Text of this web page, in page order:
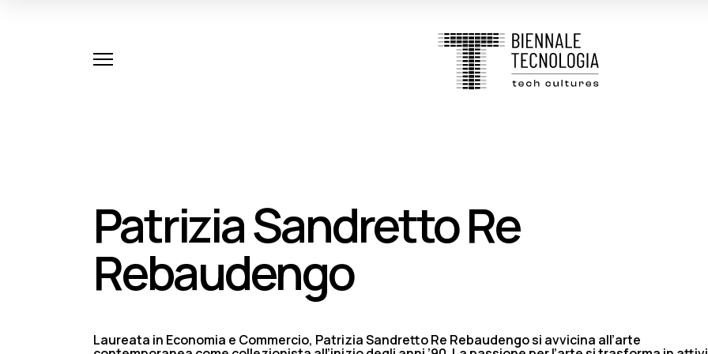
Patrizia Sandretto Re
Rebaudengo
Laureata in Economia e Commercio, Patrizia Sandretto Re Rebaudengo si avvicina all’arte